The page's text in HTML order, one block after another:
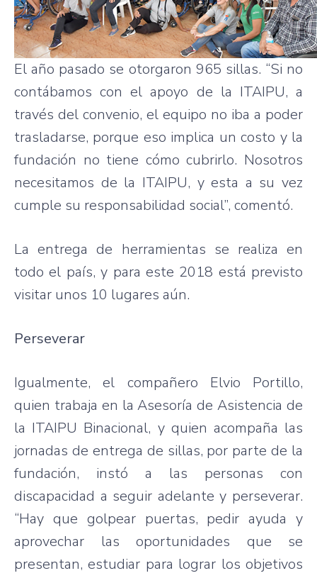
El año pasado se otorgaron 965 sillas. “Si no
contábamos con el apoyo de la ITAIPU, a
través del convenio, el equipo no iba a poder
trasladarse, porque eso implica un costo y la
fundación no tiene cómo cubrirlo. Nosotros
necesitamos de la ITAIPU, y esta a su vez
cumple su responsabilidad social”, comentó.
La entrega de herramientas se realiza en
todo el país, y para este 2018 está previsto
visitar unos 10 lugares aún.
Perseverar
Igualmente, el compañero Elvio Portillo,
quien trabaja en la Asesoría de Asistencia de
la ITAIPU Binacional, y quien acompaña las
jornadas de entrega de sillas, por parte de la
fundación, instó a las personas con
discapacidad a seguir adelante y perseverar.
“Hay que golpear puertas, pedir ayuda y
aprovechar las oportunidades que se
presentan, estudiar para lograr los objetivos